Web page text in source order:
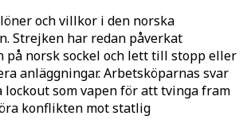
och villkor i den norska
Strejken har redan påverkat
på norsk sockel och lett till stopp eller
anläggningar. Arbetsköparnas svar
lockout som vapen för att tvinga fram
konflikten mot statlig